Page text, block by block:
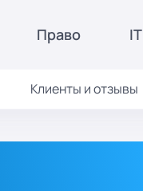
Право IT
Клиенты и отзывы